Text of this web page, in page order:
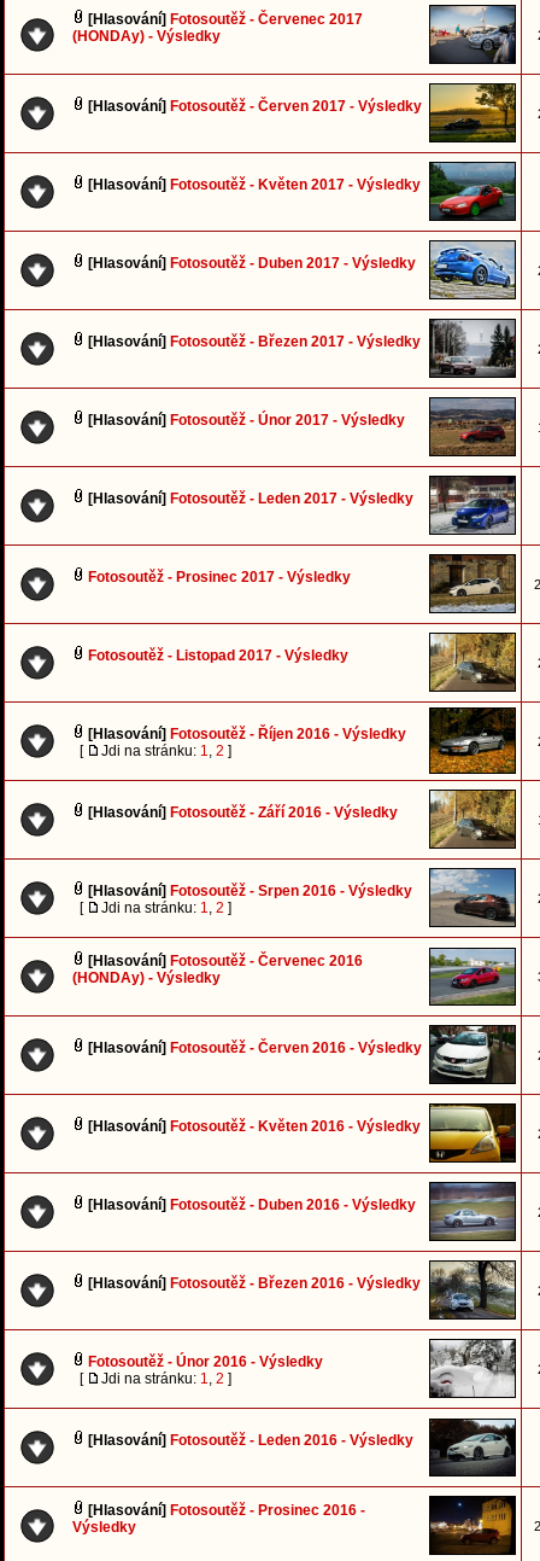
[Hlasování] Fotosoutěž - Červenec 2017
(HONDAy) - Výsledky
[Hlasování] Fotosoutěž - Červen 2017 - Výsledky
[Hlasování] Fotosoutěž - Květen 2017 - Výsledky
[Hlasování] Fotosoutěž - Duben 2017 - Výsledky
[Hlasování] Fotosoutěž - Březen 2017 - Výsledky
[Hlasování] Fotosoutěž - Únor 2017 - Výsledky
[Hlasování] Fotosoutěž - Leden 2017 - Výsledky
Fotosoutěž - Prosinec 2017 - Výsledky
Fotosoutěž - Listopad 2017 - Výsledky
[Hlasování] Fotosoutěž - Říjen 2016 - Výsledky
[
Jdi na stránku: 1, 2 ]
[Hlasování] Fotosoutěž - Září 2016 - Výsledky
[Hlasování] Fotosoutěž - Srpen 2016 - Výsledky
[
Jdi na stránku: 1, 2 ]
[Hlasování] Fotosoutěž - Červenec 2016
(HONDAy) - Výsledky
[Hlasování] Fotosoutěž - Červen 2016 - Výsledky
[Hlasování] Fotosoutěž - Květen 2016 - Výsledky
[Hlasování] Fotosoutěž - Duben 2016 - Výsledky
[Hlasování] Fotosoutěž - Březen 2016 - Výsledky
Fotosoutěž - Únor 2016 - Výsledky
[
Jdi na stránku: 1, 2 ]
[Hlasování] Fotosoutěž - Leden 2016 - Výsledky
[Hlasování] Fotosoutěž - Prosinec 2016 -
Výsledky